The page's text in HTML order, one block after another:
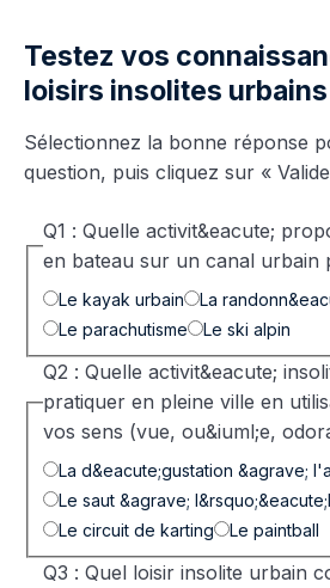
Testez vos
loisirs insolites urbains
Sélectionnez la bonne réponse
question, puis cliquez sur «
Q1 : Quelle activit&eacute;
en bateau sur un canal urbain
Le kayak urbain
La
Le parachutisme
Le ski alpin
Q2 : Quelle activit&eacute;
pratiquer en pleine ville en
vos sens (vue, ou&iuml;e,
La d&eacute;gustation &agrave;
Le saut &agrave;
Le circuit de karting
Le paintball
Q3 : Quel loisir insolite urbain